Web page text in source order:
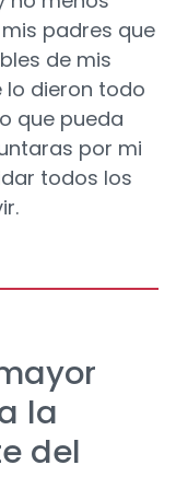
padres que
de mis
lo dieron todo
que pueda
por mi
todos los
la
del